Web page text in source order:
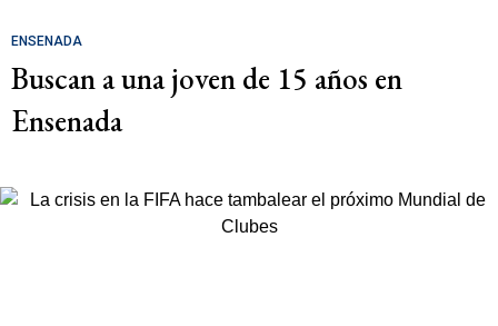
ENSENADA
Buscan a una joven de 15 años en
Ensenada